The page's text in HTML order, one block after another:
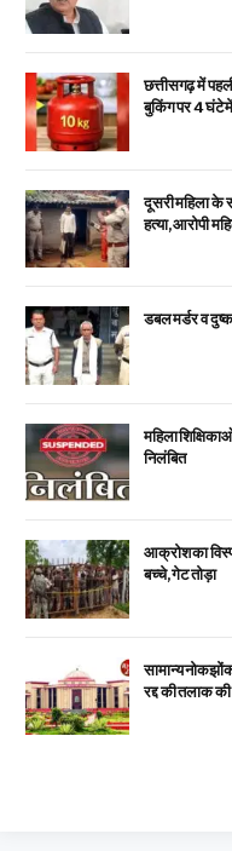
छत्तीसगढ़ में
बुकिंग पर 4 घंटे
दूसरी महिला के
हत्या, आरोपी
डबल मर्डर व
महिला
निलंबित
आक्रोश का
बच्चे, गेट तोड़ा
सामान्य
रद्द की तलाक